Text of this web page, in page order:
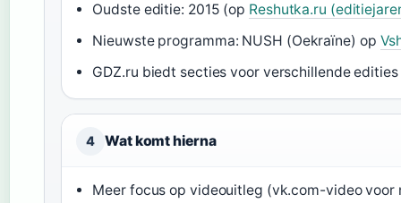
Oudste editie: 2015 (op Reshutka.ru
Nieuwste programma: NUSH (Oekraïne) op
GDZ.ru biedt secties voor verschillende
4 Wat komt hierna
Meer focus op videouitleg (vk.com-video voor